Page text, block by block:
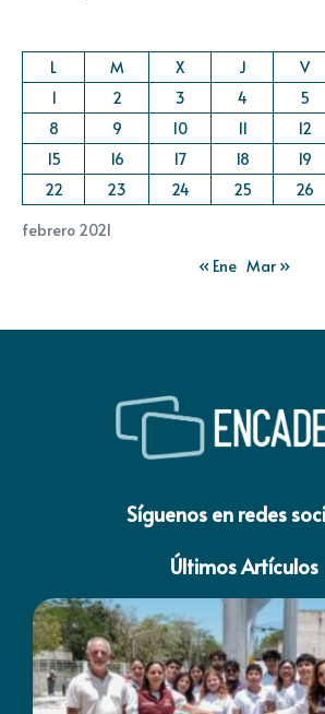
febrero 2021
L M X J V
1
2 3 4 5
8
9 10 11 12
15
16 17 18 19
22
23 24 25 26
« Ene Mar »
Síguenos en redes
Últimos Artículos